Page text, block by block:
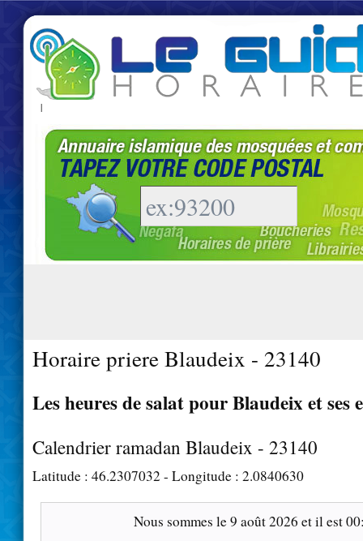
|
Horaire priere Blaudeix - 23140
Les heures de salat pour Blaudeix et ses
Calendrier ramadan Blaudeix - 23140
Latitude : 46.2307032 - Longitude : 2.0840630
Nous sommes le9 août 2026 et il est